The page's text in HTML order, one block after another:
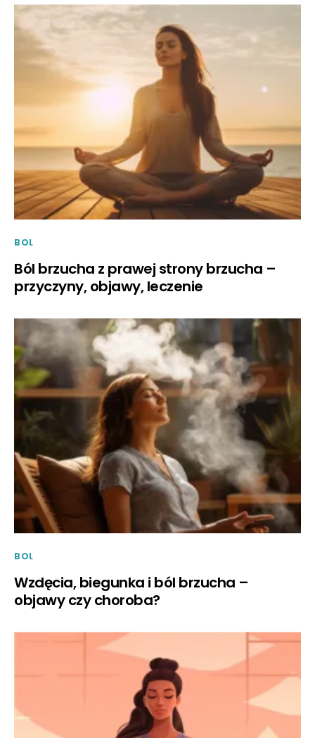
BOL
Ból brzucha z prawej strony brzucha –
przyczyny, objawy, leczenie
BOL
Wzdęcia, biegunka i ból brzucha –
objawy czy choroba?